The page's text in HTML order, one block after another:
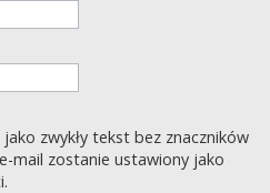
zwykły tekst bez znaczników
mail zostanie ustawiony jako